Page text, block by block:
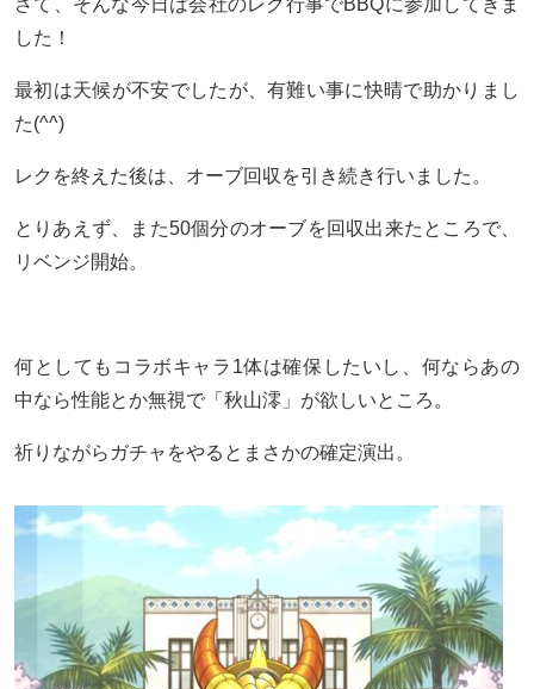
した！
最初は天候が不安でしたが、有難い事に快晴で助かりまし
た(^^)
レクを終えた後は、オーブ回収を引き続き行いました。
とりあえず、また50個分のオーブを回収出来たところで、
リベンジ開始。
何としてもコラボキャラ1体は確保したいし、何ならあの
中なら性能とか無視で「秋山澪」が欲しいところ。
祈りながらガチャをやるとまさかの確定演出。